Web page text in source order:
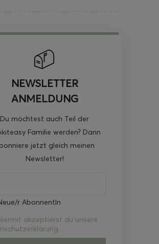
NEWSLETTER
ANMELDUNG
Du möchtest auch Teil der
Familie werden? Dann
jetzt gleich meinen
Newsletter!
r AbonnentIn
akzeptierst du unsere